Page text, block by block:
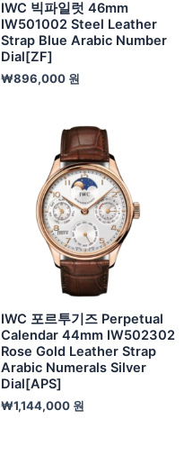
IWC 빅파일럿 46mm
IW501002 Steel Leather
Strap Blue Arabic Number
Dial[ZF]
₩896,000 원
IWC 포르투기즈 Perpetual
Calendar 44mm IW502302
Rose Gold Leather Strap
Arabic Numerals Silver
Dial[APS]
₩1,144,000 원